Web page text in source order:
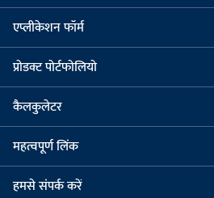
एप्लीकेशन फॉर्म
प्रोडक्ट पोर्टफोलियो
कैलकुलेटर
महत्वपूर्ण लिंक
हमसे संपर्क करें